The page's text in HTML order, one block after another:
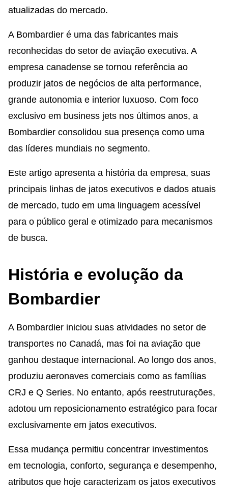
atualizadas do mercado.
A Bombardier é uma das fabricantes mais
reconhecidas do setor de aviação executiva. A
empresa canadense se tornou referência ao
produzir jatos de negócios de alta performance,
grande autonomia e interior luxuoso. Com foco
exclusivo em business jets nos últimos anos, a
Bombardier consolidou sua presença como uma
das líderes mundiais no segmento.
Este artigo apresenta a história da empresa, suas
principais linhas de jatos executivos e dados atuais
de mercado, tudo em uma linguagem acessível
para o público geral e otimizado para mecanismos
de busca.
História e evolução da
Bombardier
A Bombardier iniciou suas atividades no setor de
transportes no Canadá, mas foi na aviação que
ganhou destaque internacional. Ao longo dos anos,
produziu aeronaves comerciais como as famílias
CRJ e Q Series. No entanto, após reestruturações,
adotou um reposicionamento estratégico para focar
exclusivamente em jatos executivos.
Essa mudança permitiu concentrar investimentos
em tecnologia, conforto, segurança e desempenho,
atributos que hoje caracterizam os jatos executivos